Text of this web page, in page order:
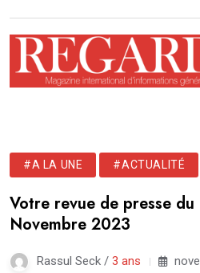
#A LA UNE #ACTUALITÉ
Votre revue de presse
Novembre 2023
Rassul Seck / 3 ans